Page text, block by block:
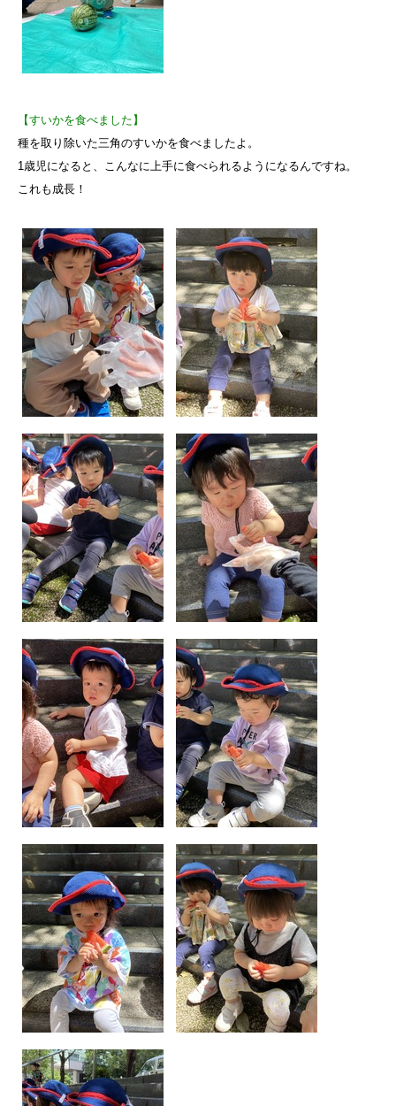
【すいかを食べました】
種を取り除いた三角のすいかを食べましたよ。
1歳児になると、こんなに上手に食べられるようになるんですね。
これも成長！